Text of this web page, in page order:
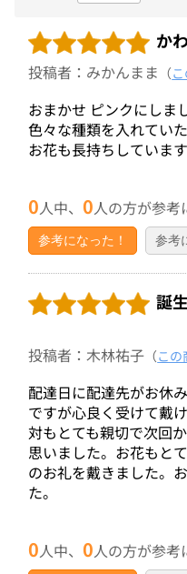
か
投稿者：みかんまま （
おまかせ ピンクにしま
色々な種類を入れてい
お花も長持ちしています
0人中、0人の方が参考
参考になった！ 参考
誕
投稿者：木林祐子 （こ
配達日に配達先がお休
ですが心良く受けて戴
対もとても親切で次回
思いました。お花もと
のお礼を戴きました。
た。
0人中、0人の方が参考